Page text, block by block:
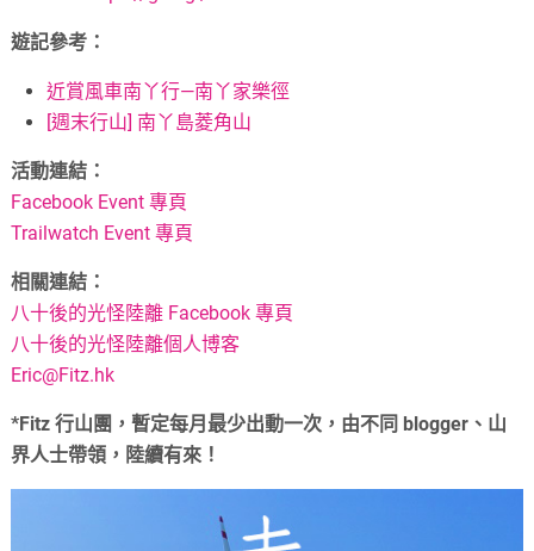
遊記參考：
近賞風車南丫行—南丫家樂徑
[週末行山] 南丫島菱角山
活動連結：
Facebook Event 專頁
Trailwatch Event 專頁
相關連結：
八十後的光怪陸離 Facebook 專頁
八十後的光怪陸離個人博客
Eric@Fitz.hk
*Fitz 行山團，暫定每月最少出動一次，由不同 blogger、山
界人士帶領，陸續有來！